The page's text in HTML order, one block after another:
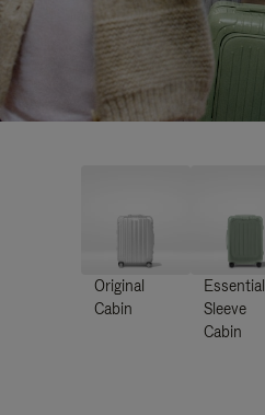
Original
Cabin
Essential
Sleeve
Cabin